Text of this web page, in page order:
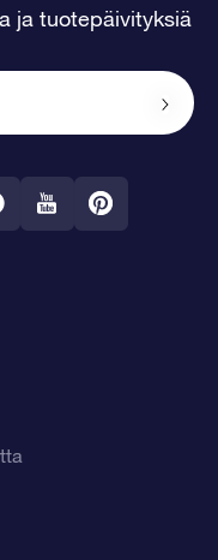
ja tuotepäivityksiä